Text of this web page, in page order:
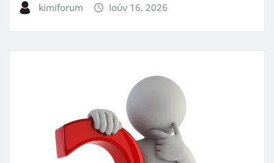
kimiforum Ιούν 16, 2026